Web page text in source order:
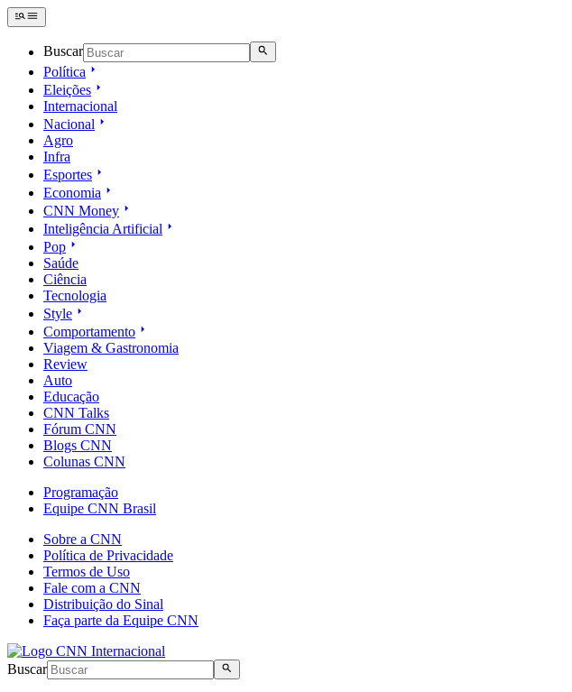
Buscar
Política
Eleições
Internacional
Nacional
Agro
Infra
Esportes
Economia
CNN Money
Inteligência Artificial
Pop
Saúde
Ciência
Tecnologia
Style
Comportamento
Viagem & Gastronomia
Review
Auto
Educação
CNN Talks
Fórum CNN
Blogs CNN
Colunas CNN
Programação
Equipe CNN Brasil
Sobre a CNN
Política de Privacidade
Termos de Uso
Fale com a CNN
Distribuição do Sinal
Faça parte da Equipe CNN
Buscar